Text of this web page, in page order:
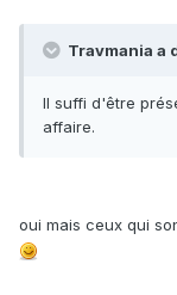
Travmania a
Il suffi d'être
affaire.
oui mais ceux qui